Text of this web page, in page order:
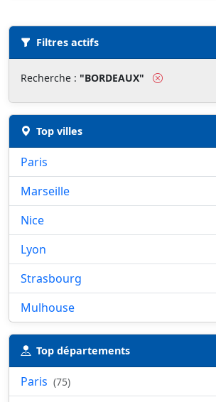
Filtres actifs
Recherche : "BORDEAUX"
Top villes
Paris
Marseille
Nice
Lyon
Strasbourg
Mulhouse
Top départements
Paris (75)